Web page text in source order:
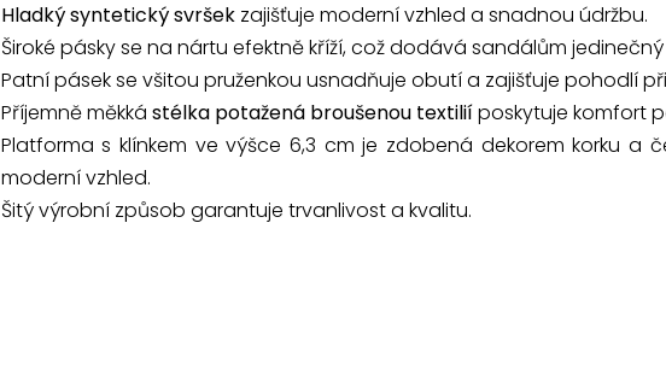
Hladký syntetický svršekzajišťuje moderní vzhled a snadnou údržbu.
Široké pásky se na nártu efektně kříží, což dodává sandálům jedinečný
Patní pásek se všitou pruženkou usnadňuje obutí a zajišťuje pohodlí
Příjemně měkká stélka potažená broušenou textiliíposkytuje komfort
Platforma s klínkem ve výšce 6,3 cm je zdobená dekorem korku a
moderní vzhled.
Šitý výrobní způsob garantuje trvanlivost a kvalitu.